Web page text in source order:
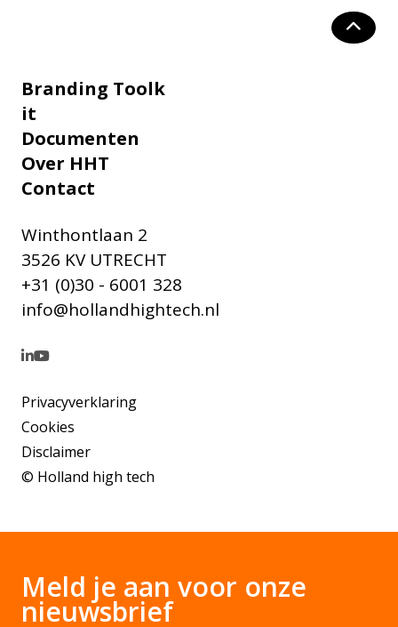
Branding Toolk
it
Documenten
Over HHT
Contact
Winthontlaan 2
3526 KV UTRECHT
+31 (0)30 - 6001 328
info@hollandhightech.nl
© Holland high tech
Privacyverklaring
Cookies
Disclaimer
Meld je aan voor onze
nieuwsbrief